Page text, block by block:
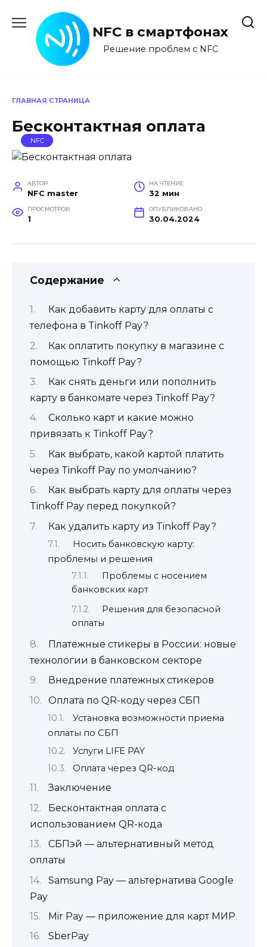
содержанию
NFC в смартфонах
Решение проблем с NFC
ГЛАВНАЯ СТРАНИЦА
Бесконтактная оплата
NFC
АВТОР
NFC master
НА ЧТЕНИЕ
32 мин
ПРОСМОТРОВ
1
ОПУБЛИКОВАНО
30.04.2024
Содержание
Как добавить карту для оплаты с
телефона в Tinkoff Pay?
Как оплатить покупку в магазине с
помощью Tinkoff Pay?
Как снять деньги или пополнить
карту в банкомате через Tinkoff Pay?
Сколько карт и какие можно
привязать к Tinkoff Pay?
Как выбрать, какой картой платить
через Tinkoff Pay по умолчанию?
Как выбрать карту для оплаты через
Tinkoff Pay перед покупкой?
Как удалить карту из Tinkoff Pay?
Носить банковскую карту:
проблемы и решения
Проблемы с носением
банковских карт
Решения для безопасной
оплаты
Платежные стикеры в России: новые
технологии в банковском секторе
Внедрение платежных стикеров
Оплата по QR-коду через СБП
Установка возможности приема
оплаты по СБП
Услуги LIFE PAY
Оплата через QR-код
Заключение
Бесконтактная оплата с
использованием QR-кода
СБПэй — альтернативный метод
оплаты
Samsung Pay — альтернатива Google
Pay
Mir Pay — приложение для карт МИР
SberPay